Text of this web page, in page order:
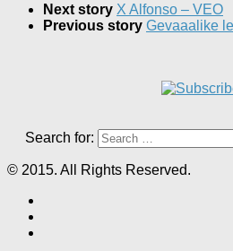
Next story X Alfonso – VEO
Previous story Gevaaalike
Search for:
© 2015. All Rights Reserved.